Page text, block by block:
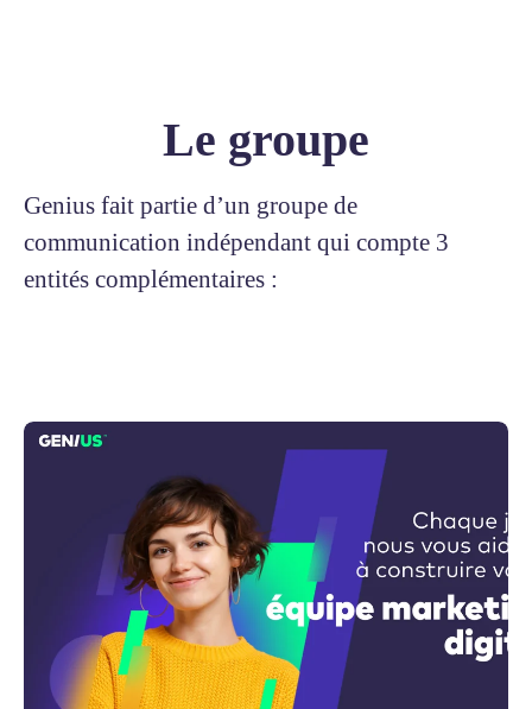
Le groupe
Genius fait partie d’un groupe de
communication indépendant qui compte 3
entités complémentaires :